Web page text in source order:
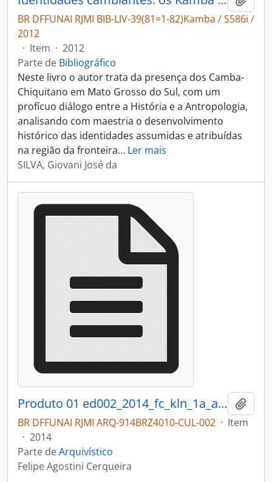
BR DFFUNAI RJMI BIB-LIV-39(81=1-82)Kamba / S586i /
2012
· Item · 2012
Parte de Bibliográfico
Neste livro o autor trata da presença dos Camba-
Chiquitano em Mato Grosso do Sul, com um
profícuo diálogo entre a História e a Antropologia,
analisando com maestria o desenvolvimento
histórico das identidades assumidas e atribuídas
na região da fronteira… Ler mais
SILVA, Giovani José da
Produto 01 ed002_2014_fc_kln_1a_anexo1_arqui.pdf
BR DFFUNAI RJMI ARQ-914BRZ4010-CUL-002 · Item
· 2014
Parte deArquivístico
Felipe Agostini Cerqueira